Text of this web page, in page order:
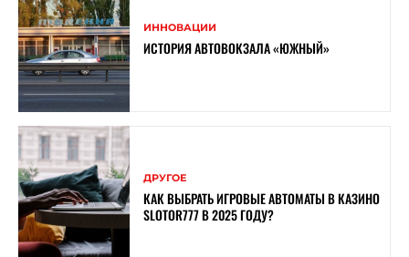
ИННОВАЦИИ
ИСТОРИЯ АВТОВОКЗАЛА «ЮЖНЫЙ»
ДРУГОЕ
КАК ВЫБРАТЬ ИГРОВЫЕ АВТОМАТЫ В КАЗИНО
SLOTOR777 В 2025 ГОДУ?